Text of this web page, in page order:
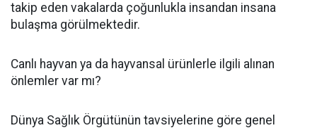
takip eden vakalarda çoğunlukla insandan insana
bulaşma görülmektedir.
Canlı hayvan ya da hayvansal ürünlerle ilgili alınan
önlemler var mı?
Dünya Sağlık Örgütünün tavsiyelerine göre genel